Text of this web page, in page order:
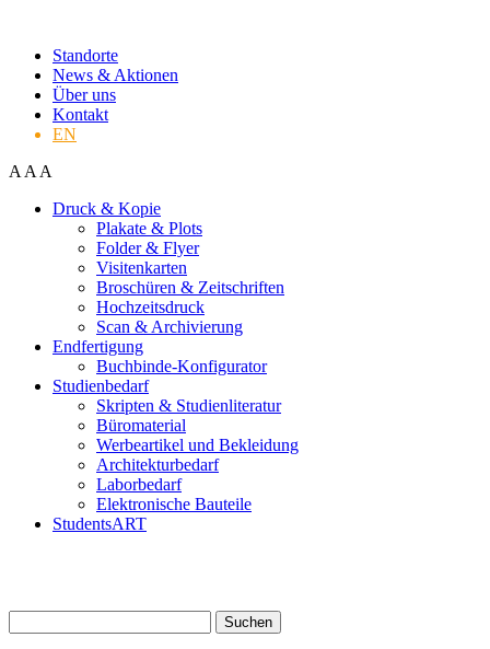
Standorte
News & Aktionen
Über uns
Kontakt
EN
A A A
Druck & Kopie
Plakate & Plots
Folder & Flyer
Visitenkarten
Broschüren & Zeitschriften
Hochzeitsdruck
Scan & Archivierung
Endfertigung
Buchbinde-Konfigurator
Studienbedarf
Skripten & Studienliteratur
Büromaterial
Werbeartikel und Bekleidung
Architekturbedarf
Laborbedarf
Elektronische Bauteile
StudentsART
nach: